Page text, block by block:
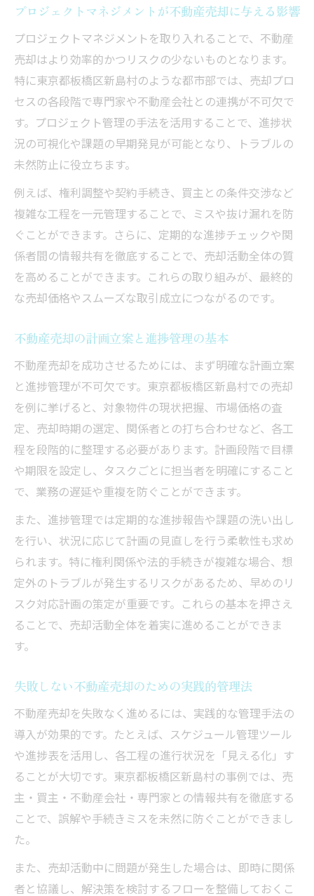
プロジェクトマネジメントで売却計画を最
適化
将来に備える不動産売却の計画立案術
不動産売却のタイミングと資産運用の関係
性
最適な不動産売却戦略で資産形成を目指す
新島村で信頼できる不動産売却サービス活用法
不動産売却で信頼できるサービスを選ぶ基
準
プロジェクトマネジメント重視のサービス
活用
不動産売却に強い専門家への相談のポイン
ト
不動産売却サービスの比較と活用のコツ
安心して任せられる不動産売却の選び方
法
不動産売却時の資産保全とマネジメント術
プロジェクトマネジメントが資産を守る理
由
不動産売却でリスクを最小限にする方法
資産価値維持のための売却マネジメント手
法
不動産売却後も継続する資産保護の工夫
プロジェクトマネジメントが不動産売却に与える影響
プロジェクトマネジメントを取り入れることで、不動産
売却はより効率的かつリスクの少ないものとなります。
特に東京都板橋区新島村のような都市部では、売却プロ
セスの各段階で専門家や不動産会社との連携が不可欠で
す。プロジェクト管理の手法を活用することで、進捗状
況の可視化や課題の早期発見が可能となり、トラブルの
未然防止に役立ちます。
例えば、権利調整や契約手続き、買主との条件交渉など
複雑な工程を一元管理することで、ミスや抜け漏れを防
ぐことができます。さらに、定期的な進捗チェックや関
係者間の情報共有を徹底することで、売却活動全体の質
を高めることができます。これらの取り組みが、最終的
な売却価格やスムーズな取引成立につながるのです。
不動産売却の計画立案と進捗管理の基本
不動産売却を成功させるためには、まず明確な計画立案
と進捗管理が不可欠です。東京都板橋区新島村での売却
を例に挙げると、対象物件の現状把握、市場価格の査
定、売却時期の選定、関係者との打ち合わせなど、各工
程を段階的に整理する必要があります。計画段階で目標
や期限を設定し、タスクごとに担当者を明確にすること
で、業務の遅延や重複を防ぐことができます。
また、進捗管理では定期的な進捗報告や課題の洗い出し
を行い、状況に応じて計画の見直しを行う柔軟性も求め
られます。特に権利関係や法的手続きが複雑な場合、想
定外のトラブルが発生するリスクがあるため、早めのリ
スク対応計画の策定が重要です。これらの基本を押さえ
ることで、売却活動全体を着実に進めることができま
す。
失敗しない不動産売却のための実践的管理法
不動産売却を失敗なく進めるには、実践的な管理手法の
導入が効果的です。たとえば、スケジュール管理ツール
や進捗表を活用し、各工程の進行状況を「見える化」す
ることが大切です。東京都板橋区新島村の事例では、売
主・買主・不動産会社・専門家との情報共有を徹底する
ことで、誤解や手続きミスを未然に防ぐことができまし
た。
また、売却活動中に問題が発生した場合は、即時に関係
者と協議し、解決策を検討するフローを整備しておくこ